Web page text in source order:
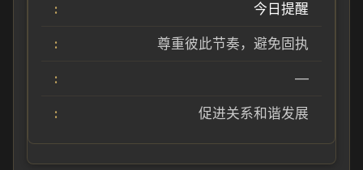
今日提醒
尊重彼此节奏，避免固执
—
促进关系和谐发展